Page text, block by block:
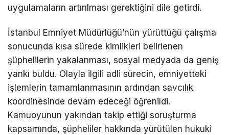
uygulamaların artırılması gerektiğini dile getirdi.
İstanbul Emniyet Müdürlüğü’nün yürüttüğü çalışma
sonucunda kısa sürede kimlikleri belirlenen
şüphelilerin yakalanması, sosyal medyada da geniş
yankı buldu. Olayla ilgili adli sürecin, emniyetteki
işlemlerin tamamlanmasının ardından savcılık
koordinesinde devam edeceği öğrenildi.
Kamuoyunun yakından takip ettiği soruşturma
kapsamında, şüpheliler hakkında yürütülen hukuki